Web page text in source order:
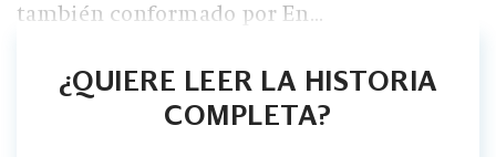
también conformado por En...
¿QUIERE LEER LA HISTORIA
COMPLETA?